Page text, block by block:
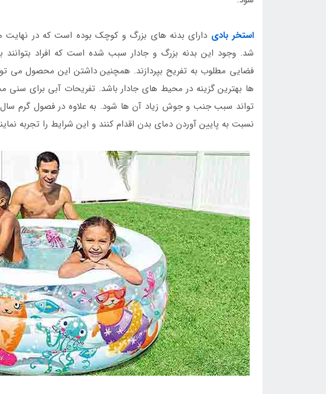
استخر بادی دارای بدنه های بزرگ و کوچک بوده است که در
شد. وجود این بدنه بزرگ و جادار سبب شده است که افراد
فضایی مطلوب به تفریح بپردازند. همچنین داشتن این محصول می
ها بهترین گزینه در محیط های جادار باشد. تفریحات آبی برای
تواند سبب جنب و جوش زیاد آن ها شود. به علاوه در فصول گرم سال
نسبت به پایین آوردن دمای بدن اقدام کنند و این شرایط را تجربه